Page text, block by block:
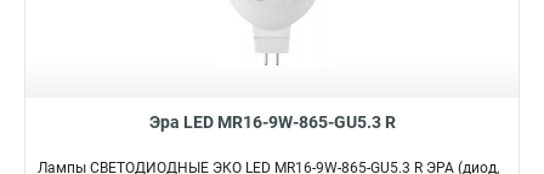
Эра LED MR16-9W-865-GU5.3 R
Лампы СВЕТОДИОДНЫЕ ЭКО LED MR16-9W-865-GU5.3 R ЭРА (диод,